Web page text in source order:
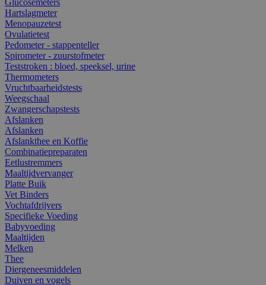
Hartslagmeter
Menopauzetest
Ovulatietest
Pedometer - stappenteller
Spirometer - zuurstofmeter
Teststroken : bloed, speeksel, urine
Thermometers
Vruchtbaarheidstests
Weegschaal
Zwangerschapstests
Afslanken
Afslanken
Afslankthee en Koffie
Combinatiepreparaten
Eetlustremmers
Maaltijdvervanger
Platte Buik
Vet Binders
Vochtafdrijvers
Specifieke Voeding
Babyvoeding
Maaltijden
Melken
Thee
Diergeneesmiddelen
Duiven en vogels